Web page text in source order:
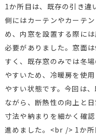
1か所目は、既存の引き違
側にはカーテンやカーテ
め、内窓を設置する際に
必要がありました。窓面
すく、既存窓のみでは冬
やすいため、冷暖房を使
やすい状態です。今回は
ながら、断熱性の向上と
寸法や納まりを細かく確
進めました。<br /> 1か所